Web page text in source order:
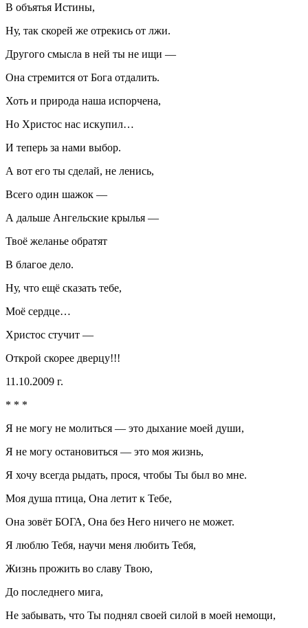
В объятья Истины,
Ну, так скорей же отрекись от лжи.
Другого смысла в ней ты не ищи —
Она стремится от Бога отдалить.
Хоть и природа наша испорчена,
Но Христос нас искупил…
И теперь за нами выбор.
А вот его ты сделай, не ленись,
Всего один шажок —
А дальше Ангельские крылья —
Твоё желанье обратят
В благое дело.
Ну, что ещё сказать тебе,
Моё сердце…
Христос стучит —
Открой скорее дверцу!!!
11.10.2009 г.
* * *
Я не могу не молиться — это дыхание моей души,
Я не могу остановиться — это моя жизнь,
Я хочу всегда рыдать, прося, чтобы Ты был во мне.
Моя душа птица, Она летит к Тебе,
Она зовёт БОГА, Она без Него ничего не может.
Я люблю Тебя, научи меня любить Тебя,
Жизнь прожить во славу Твою,
До последнего мига,
Не забывать, что Ты поднял своей силой в моей немощи,